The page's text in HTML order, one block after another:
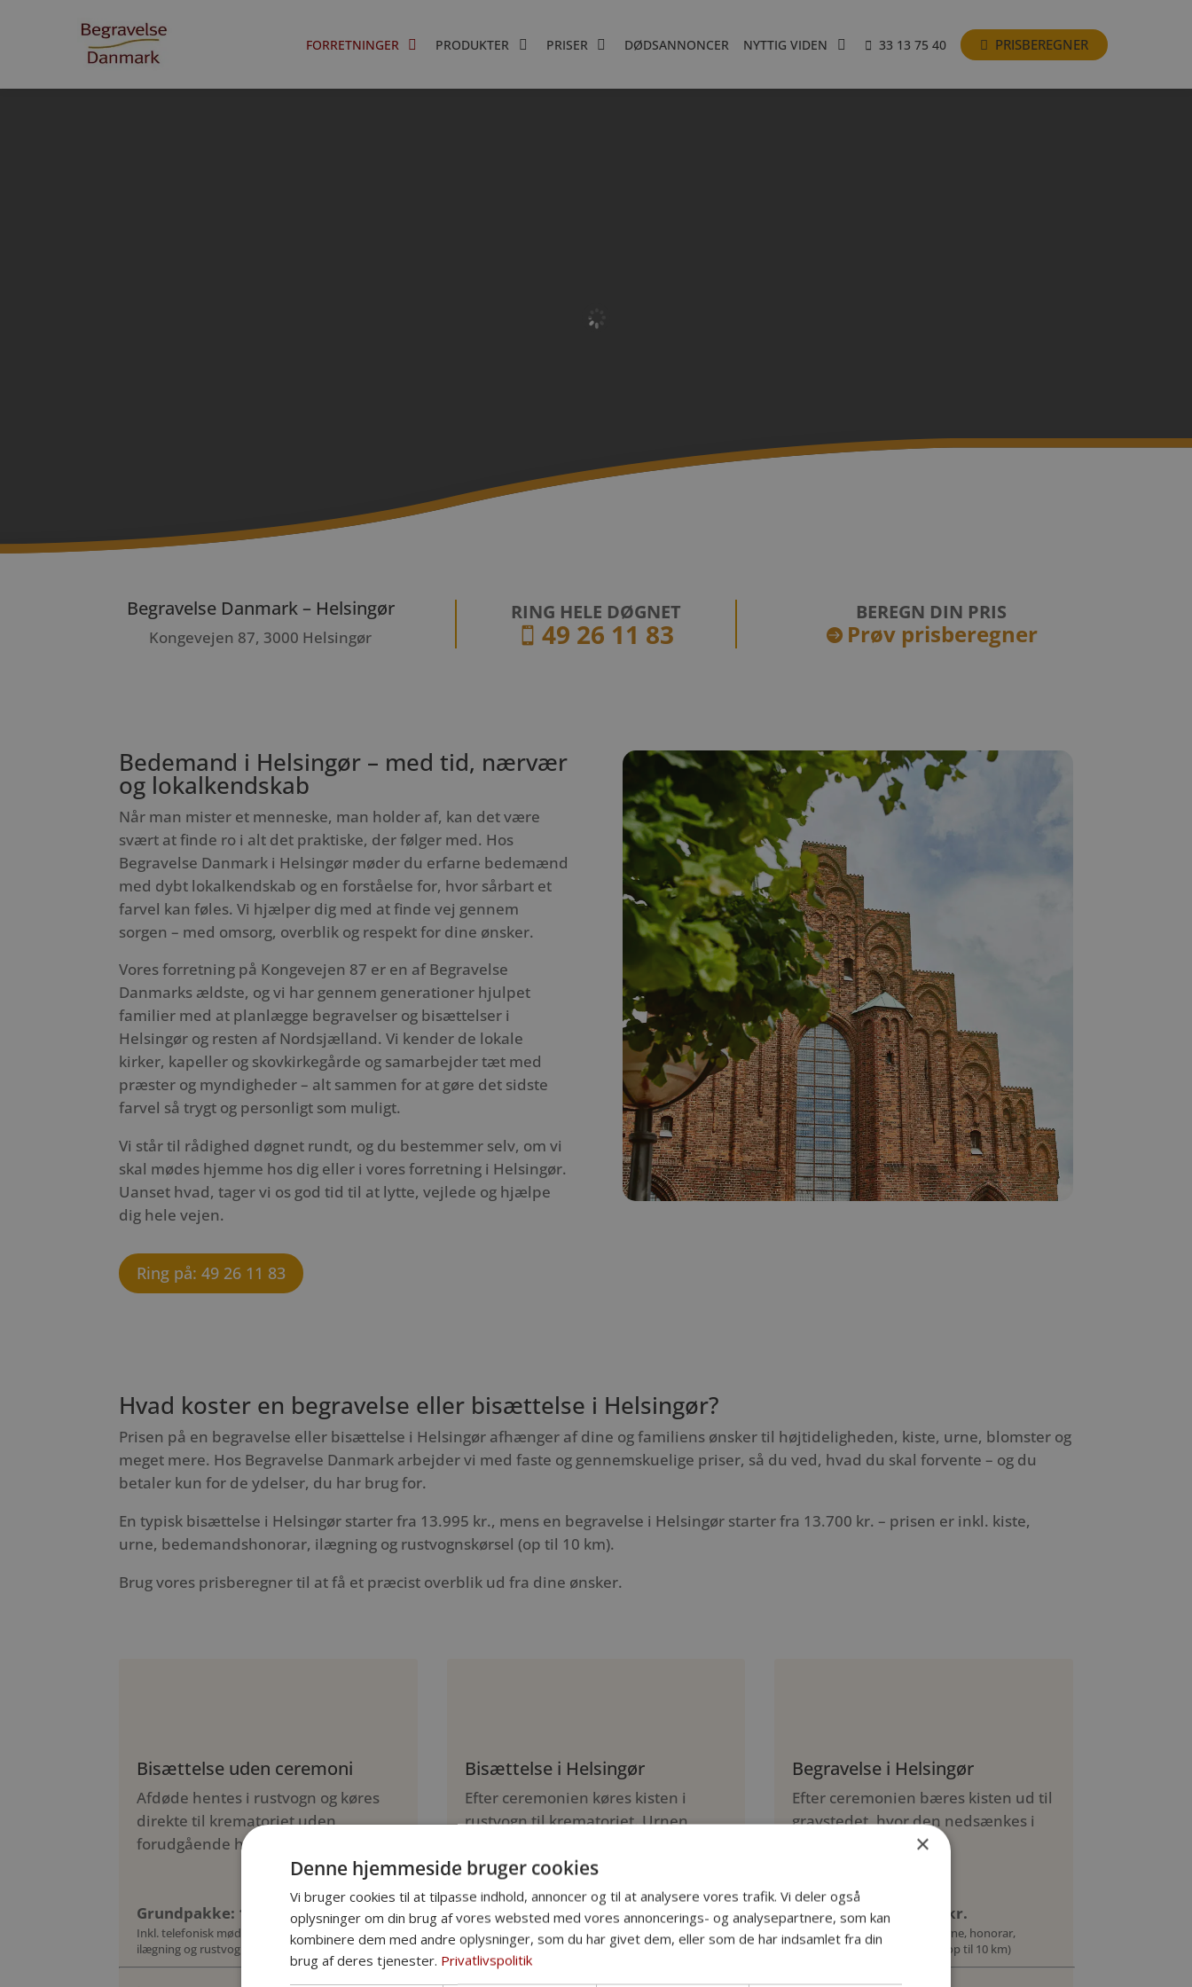
FORRETNINGER PRODUKTER PRISER DØDSANNONCER NYTTIG VIDEN 33 13 75 40 PRISBEREGNER
Begravelse Danmark – Helsingør
Kongevejen 87, 3000 Helsingør
RING HELE DØGNET
 49 26 11 83
BEREGN DIN PRIS
 Prøv prisberegner
Bedemand i Helsingør – med tid, nærvær
og lokalkendskab
Når man mister et menneske, man holder af, kan det være
svært at finde ro i alt det praktiske, der følger med. Hos
Begravelse Danmark i Helsingør møder du erfarne bedemænd
med dybt lokalkendskab og en forståelse for, hvor sårbart et
farvel kan føles. Vi hjælper dig med at finde vej gennem
sorgen – med omsorg, overblik og respekt for dine ønsker.
Vores forretning på Kongevejen 87 er en af Begravelse
Danmarks ældste, og vi har gennem generationer hjulpet
familier med at planlægge begravelser og bisættelser i
Helsingør og resten af Nordsjælland. Vi kender de lokale
kirker, kapeller og skovkirkegårde og samarbejder tæt med
præster og myndigheder – alt sammen for at gøre det sidste
farvel så trygt og personligt som muligt.
Vi står til rådighed døgnet rundt, og du bestemmer selv, om vi
skal mødes hjemme hos dig eller i vores forretning i Helsingør.
Uanset hvad, tager vi os god tid til at lytte, vejlede og hjælpe
dig hele vejen.
Ring på: 49 26 11 83
Hvad koster en begravelse eller bisættelse i Helsingør?
Prisen på en begravelse eller bisættelse i Helsingør afhænger af dine og familiens ønsker til højtideligheden, kiste, urne, blomster og
meget mere. Hos Begravelse Danmark arbejder vi med faste og gennemskuelige priser, så du ved, hvad du skal forvente – og du
betaler kun for de ydelser, du har brug for.
En typisk bisættelse i Helsingør starter fra 13.995 kr., mens en begravelse i Helsingør starter fra 13.700 kr. – prisen er inkl. kiste,
urne, bedemandshonorar, ilægning og rustvognskørsel (op til 10 km).
Brug vores prisberegner til at få et præcist overblik ud fra dine ønsker.
Bisættelse uden ceremoni
Afdøde hentes i rustvogn og køres
direkte til krematoriet uden
forudgående højtidelighed.
Grundpakke: 10.885 kr.
Inkl. telefonisk møde, kiste, urne, honorar,
ilægning og rustvognskørsel (op til 10 km)
Bisættelse i Helsingør
Efter ceremonien køres kisten i
rustvogn til krematoriet. Urnen
eller asken spredes til havs.
Grundpakke: 13.995 kr.
Inkl. personligt møde, kiste, urne, honorar,
ilægning og rustvognskørsel (op til 10 km)
Begravelse i Helsingør
Efter ceremonien bæres kisten ud til
gravstedet, hvor den nedsænkes i
Grundpakke: 13.700 kr.
Inkl. personligt møde, kiste, urne, honorar,
ilægning og rustvognskørsel (op til 10 km)
×
Denne hjemmeside bruger cookies
Vi bruger cookies til at tilpasse indhold, annoncer og til at analysere vores trafik. Vi deler også
oplysninger om din brug af vores websted med vores annoncerings- og analysepartnere, som kan
kombinere dem med andre oplysninger, som du har givet dem, eller som de har indsamlet fra din
brug af deres tjenester. Privatlivspolitik